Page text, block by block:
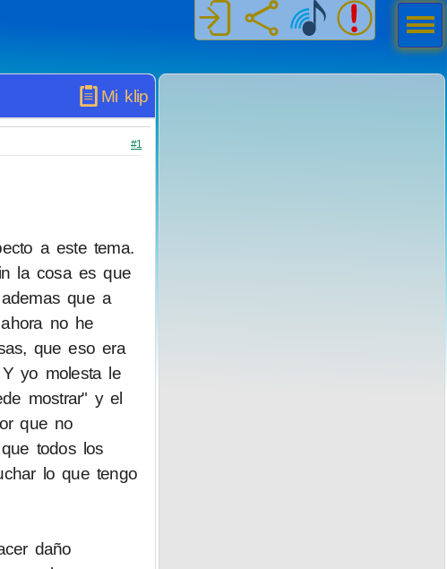
Mi klip
#1
a este tema.
la cosa es que
que a
no he
que eso era
yo molesta le
mostrar" y el
que no
todos los
lo que tengo
daño
Men
ú